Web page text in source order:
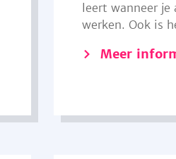
leert wanneer
werken. Ook is
Meer